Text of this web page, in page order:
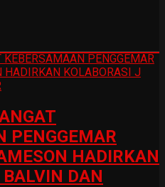
PENGGEMAR
HADIRKAN
DAN